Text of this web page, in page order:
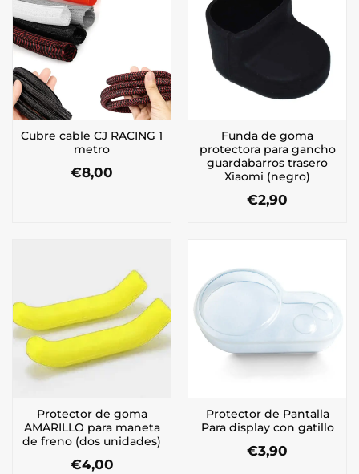
Cubre cable CJ RACING 1
metro
€8,00
opciones
pueden
en
producto
Funda de goma
protectora para gancho
guardabarros trasero
Xiaomi (negro)
€2,90
Protector de goma
AMARILLO para maneta
de freno (dos unidades)
€4,00
Protector de Pantalla
Para display con gatillo
€3,90